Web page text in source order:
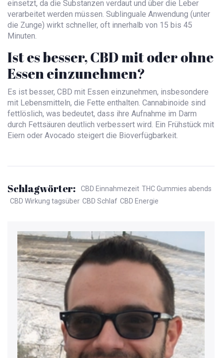
einsetzt, da die Substanzen verdaut und über die Leber
verarbeitet werden müssen. Sublinguale Anwendung (unter
die Zunge) wirkt schneller, oft innerhalb von 15 bis 45
Minuten.
Ist es besser, CBD mit oder ohne
Essen einzunehmen?
Es ist besser, CBD mit Essen einzunehmen, insbesondere
mit Lebensmitteln, die Fette enthalten. Cannabinoide sind
fettlöslich, was bedeutet, dass ihre Aufnahme im Darm
durch Fettsäuren deutlich verbessert wird. Ein Frühstück mit
Eiern oder Avocado steigert die Bioverfügbarkeit.
Schlagwörter: CBD Einnahmezeit THC Gummies abends
CBD Wirkung tagsüber CBD Schlaf CBD Energie